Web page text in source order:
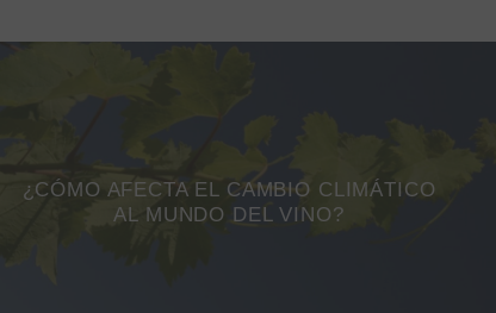
¿CÓMO AFECTA EL CAMBIO CLIMÁTICO
AL MUNDO DEL VINO?